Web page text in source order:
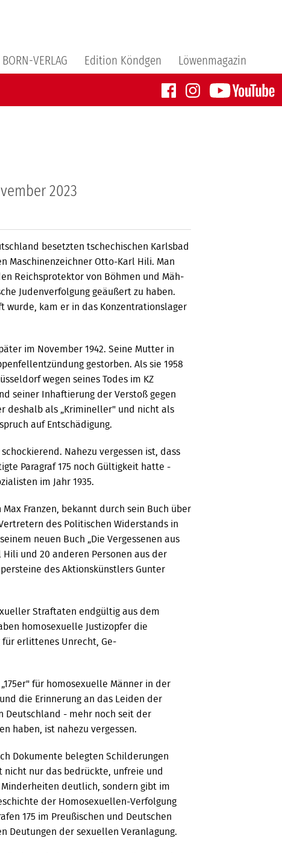
BORN-VERLAG Edition Köndgen Löwenmagazin
2023
besetzten tschechischen Karlsbad
Ma­schinenzeichner Otto-Karl Hili. Man
Reichsprotektor von Böhmen und Mäh­
Judenverfolgung geäußert zu ha­ben.
wurde, kam er in das Konzen­trationslager
im November 1942. Seine Mutter in
gestor­ben. Als sie 1958
wegen seines Todes im KZ
seiner In­haftierung der Verstoß gegen
deshalb als „Krimineller" und nicht als
auf Entschädigung.
Nahezu vergessen ist, dass
Paragraf 175 noch Gültigkeit hatte -
im Jahr 1935.
Franzen, bekannt durch sein Buch über
des Politi­schen Widerstands in
neuen Buch „Die Vergessenen aus
und 20 anderen Personen aus der
des Aktionskünstlers Gunter
Straftaten endgültig aus dem
homosexuelle Justizopfer die
für erlittenes Unrecht, Ge­
für homosexuelle Män­ner in der
die Erinnerung an das Leiden der
Deutschland - mehr noch seit der
haben, ist na­hezu vergessen.
Dokumente belegten Schilderun­gen
nicht nur das bedrückte, unfreie und
deutlich, sondern gibt im
der Homosexuel­len-Verfolgung
175 im Preußi­schen und Deutschen
Deutungen der sexuellen Veranlagung.